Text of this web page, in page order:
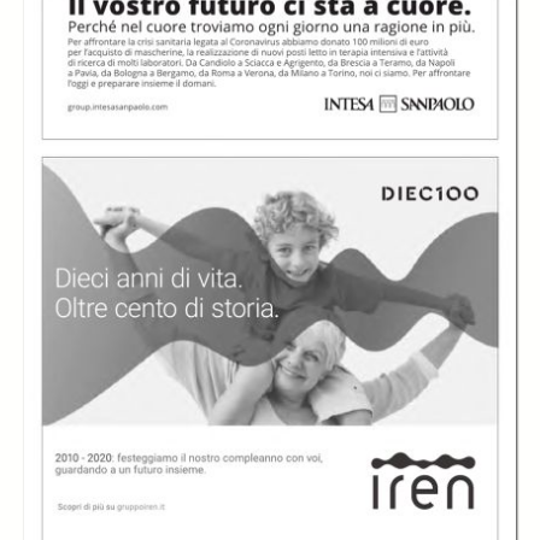
In collections
Libretti di sala - MITO SettembreMusica (2007-2024)
Title:
Libretto di sala - 2020 - SILENZI E VOCI
Silenzi e voci Silenzi e voci Silenzi e voci